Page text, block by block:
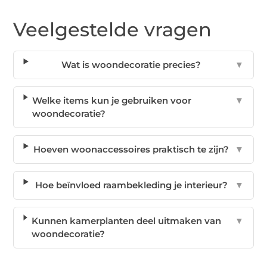
Veelgestelde vragen
Wat is woondecoratie precies? ▼
Welke items kun je gebruiken voor
woondecoratie?
▼
Hoeven woonaccessoires praktisch te zijn? ▼
Hoe beïnvloed raambekleding je interieur? ▼
Kunnen kamerplanten deel uitmaken van
woondecoratie?
▼